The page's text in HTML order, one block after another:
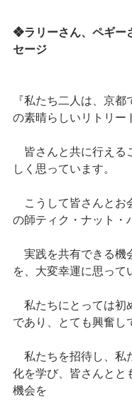
❖ラリーさん、ペギー
セージ
『私たち二人は、京都
の素晴らしいリトリー
皆さんと共に行える
しく思っています。
こうして皆さんとお
の師ティク・ナット・
実践を共有できる機
を、大変幸運に思って
私たちにとっては初
であり、とても興奮し
私たちを招待し、私
化を学び、皆さんとと
機会を